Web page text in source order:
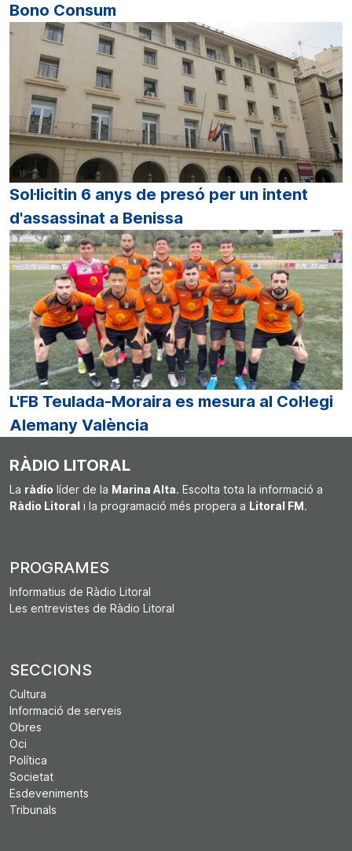
Bono Consum
Sol·licitin 6 anys de presó per un intent
d'assassinat a Benissa
L'FB Teulada-Moraira es mesura al Col·legi
Alemany València
RÀDIO LITORAL
La ràdio líder de la Marina Alta. Escolta tota la informació a
Ràdio Litoral i la programació més propera a Litoral FM .
PROGRAMES
Informatius de Ràdio Litoral
Les entrevistes de Ràdio Litoral
SECCIONS
Cultura
Informació de serveis
Obres
Oci
Política
Societat
Esdeveniments
Tribunals